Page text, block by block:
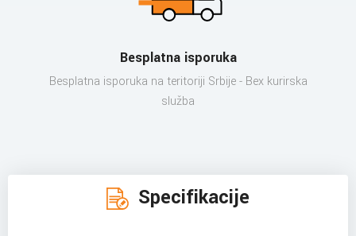
Besplatna isporuka
Besplatna isporuka na teritoriji Srbije - Bex kurirska
služba
Specifikacije